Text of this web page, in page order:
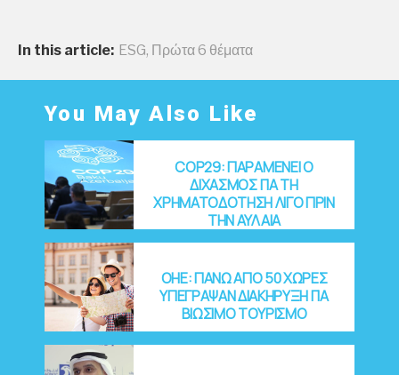
G
ΗΡ
In this article: ESG, Πρώτα 6 θέματα
You May Also Like
COP29: ΠΑΡΑΜΕΝΕΙ Ο
ΔΙΧΑΣΜΟΣ ΓΙΑ ΤΗ
ΧΡΗΜΑΤΟΔΟΤΗΣΗ ΛΙΓΟ ΠΡΙΝ
ΤΗΝ ΑΥΛΑΙΑ
OHE: ΠΑΝΩ ΑΠΟ 50 ΧΩΡΕΣ
ΥΠΕΓΡΑΨΑΝ ΔΙΑΚΗΡΥΞΗ ΓΙΑ
ΒΙΩΣΙΜΟ ΤΟΥΡΙΣΜΟ